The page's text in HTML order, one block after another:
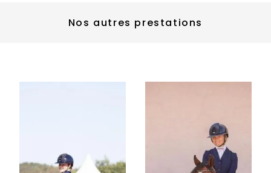
Nos autres prestations